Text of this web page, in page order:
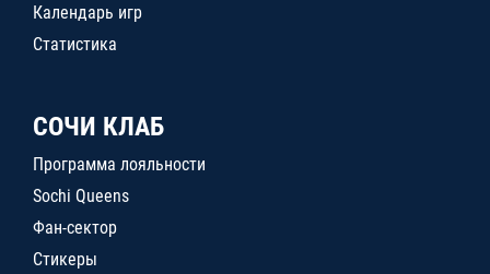
Календарь игр
Статистика
СОЧИ КЛАБ
Программа лояльности
Sochi Queens
Фан-сектор
Стикеры